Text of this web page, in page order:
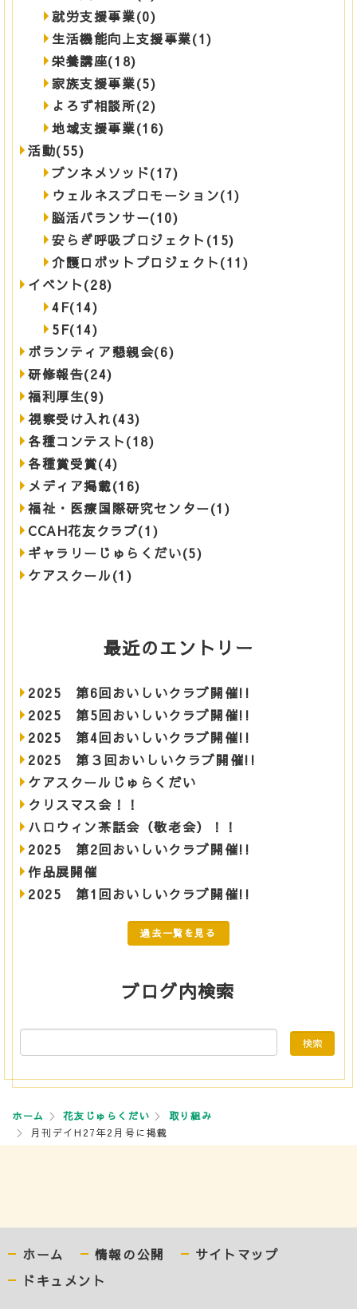
就労支援事業(0)
生活機能向上支援事業(1)
栄養講座(18)
家族支援事業(5)
よろず相談所(2)
地域支援事業(16)
活動(55)
ブンネメソッド(17)
ウェルネスプロモーション(1)
脳活バランサー(10)
安らぎ呼吸プロジェクト(15)
介護ロボットプロジェクト(11)
イベント(28)
4F(14)
5F(14)
ボランティア懇親会(6)
研修報告(24)
福利厚生(9)
視察受け入れ(43)
各種コンテスト(18)
各種賞受賞(4)
メディア掲載(16)
福祉・医療国際研究センター(1)
CCAH花友クラブ(1)
ギャラリーじゅらくだい(5)
ケアスクール(1)
最近のエントリー
2025 第6回おいしいクラブ開催!!
2025 第5回おいしいクラブ開催!!
2025 第4回おいしいクラブ開催!!
2025 第３回おいしいクラブ開催!!
ケアスクールじゅらくだい
クリスマス会！！
ハロウィン茶話会（敬老会）！！
2025 第2回おいしいクラブ開催!!
作品展開催
2025 第1回おいしいクラブ開催!!
過去一覧を見る
ブログ内検索
ホーム 花友じゅらくだい
取り組み
月刊デイH27年2月号に掲載
ホーム 情報の公開
サイトマップ
ドキュメント